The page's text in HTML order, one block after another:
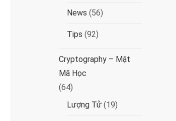
News (56)
Tips (92)
Cryptography – Mật
Mã Học
(64)
Lượng Tử (19)